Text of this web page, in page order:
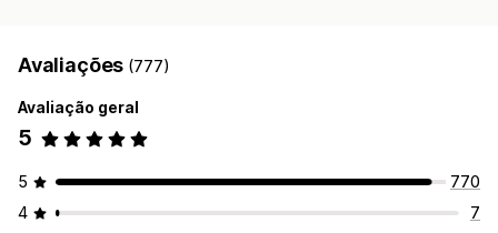
Avaliações (777)
Avaliação geral
5
5
770
4
7